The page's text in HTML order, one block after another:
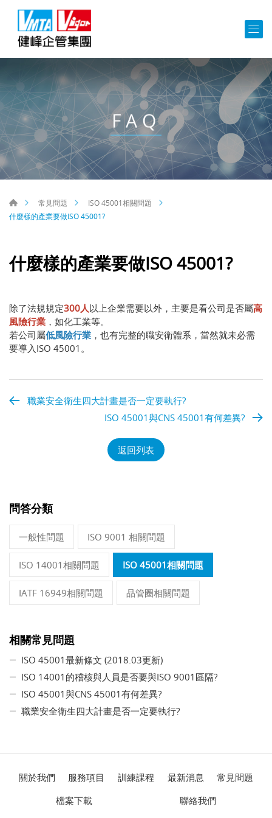
FAQ
常見問題
ISO 45001相關問題
什麼樣的產業要做ISO 45001?
什麼樣的產業要做ISO 45001?
除了法規規定300人以上企業需要以外，主要是看公司是否屬高
風險行業 ，如化工業等。
若公司屬低風險行業 ，也有完整的職安衛體系，當然就未必需
要導入ISO 45001。
職業安全衛生四大計畫是否一定要執行?
ISO 45001與CNS 45001有何差異?
返回列表
問答分類
一般性問題 ISO 9001 相關問題
ISO 14001相關問題 ISO 45001相關問題
IATF 16949相關問題 品管圈相關問題
相關常見問題
ISO 45001最新條文 (2018.03更新)
ISO 14001的稽核與人員是否要與ISO 9001區隔?
ISO 45001與CNS 45001有何差異?
職業安全衛生四大計畫是否一定要執行?
關於我們 服務項目 訓練課程 最新消息
常見問題
檔案下載
聯絡我們